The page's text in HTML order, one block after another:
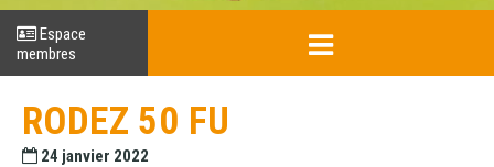
Espace
membres
RODEZ 50 FU
24 janvier 2022